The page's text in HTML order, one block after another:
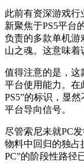
此前有资深游戏
新聚焦于PS5平台
负责的多款单机游
山之魂。这意味着
值得注意的是，这
平台使用能力。在
PS5”的标识，显
平台导向信号。
尽管索尼未就PC
物料中回归的独占
PC”的阶段性路径